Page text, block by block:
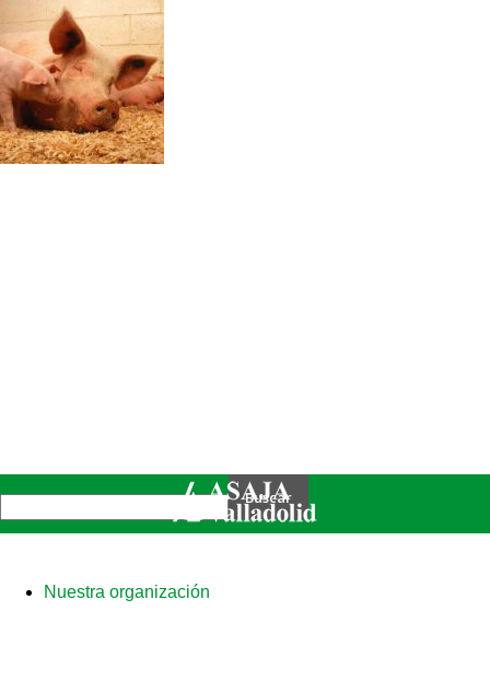
Nuestra organización